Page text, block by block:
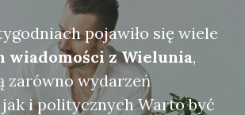
pojawiło się wiele
wiadomości z Wielunia,
zarówno wydarzeń
jak i politycznych Warto być